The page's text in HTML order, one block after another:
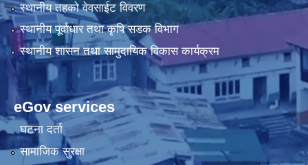
स्थानीय तहको वेवसाईट विवरण
स्थानीय पूर्वाधार तथा कृषि सडक विभाग
स्थानीय शासन तथा सामुदायिक विकास कार्यक्रम
eGov services
घटना दर्ता
सामाजिक सुरक्षा